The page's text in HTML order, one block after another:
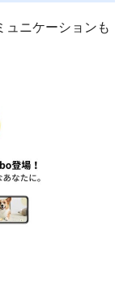
ュニケーションも